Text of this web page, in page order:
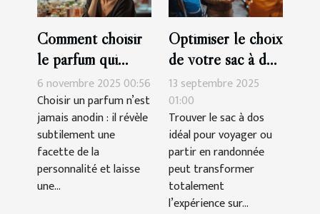
Comment choisir
le parfum qui
complète votre
personnalité?
6 novembre 2025 00:56
Choisir un parfum n’est
jamais anodin : il révèle
subtilement une
facette de la
personnalité et laisse
une...
Optimiser le choix
de votre sac à dos
pour voyages et
randonnées
13 septembre 2025
01:00
Trouver le sac à dos
idéal pour voyager ou
partir en randonnée
peut transformer
totalement
l’expérience sur...